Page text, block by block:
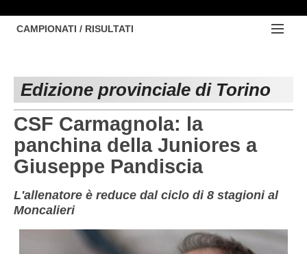
TORINO
PINEROLO
CUNEO
ALESSANDRIA
NOVARA
ASTI
NOTIZIE:
APPROFONDIMENTO
NAZIONALI
DILETTANTI
GIOVANILI
SCUOLA CALCIO
CAMPIONATI / RISULTATI
NAZIONALI
REGIONALI
Edizione provinciale di Torino
CSF Carmagnola: la
panchina della Juniores a
Giuseppe Pandiscia
L'allenatore è reduce dal ciclo di 8 stagioni al
Moncalieri